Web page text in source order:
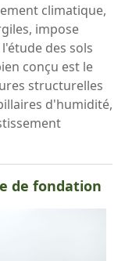
climatique,
impose
des sols
conçu est le
structurelles
d'humidité,
de fondation